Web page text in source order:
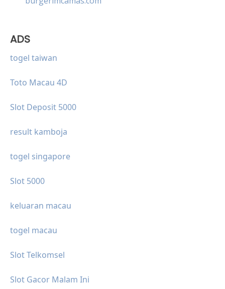
ADS
togel taiwan
Toto Macau 4D
Slot Deposit 5000
result kamboja
togel singapore
Slot 5000
keluaran macau
togel macau
Slot Telkomsel
Slot Gacor Malam Ini